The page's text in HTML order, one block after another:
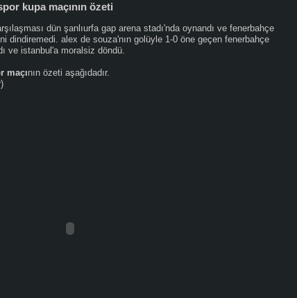
kupa maçının özeti
dün şanlıurfa gap arena stadı'nda oynandı ve fenerbahçe
dindiremedi. alex de souza'nın golüyle 1-0 öne geçen fenerbahçe
ve istanbul'a moralsiz döndü.
maçının özeti aşağıdadır.